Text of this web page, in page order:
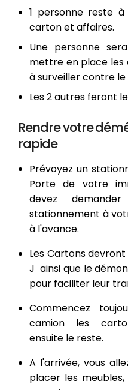
1 personne reste
carton et affaires.
Une personne
mettre en place les
à surveiller contre le
Les 2 autres feront
Rendre votre
rapide
Prévoyez un
Porte de votre
devez
stationnement à
à l'avance.
Les Cartons
J ainsi que le
pour faciliter leur
Commencez
camion les
ensuite le reste.
A l'arrivée, vous
placer les